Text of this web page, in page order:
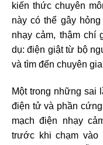
kiến thức chuyên
này có thể gây
nhạy cảm, thậm chí
dụ: điện giật từ bộ
và tìm đến chuyên
Một trong những sai
điện tử và phần
mạch điện nhạy
trước khi chạm vào